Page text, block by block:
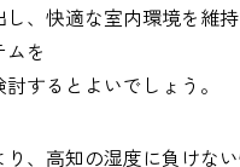
、快適な室内環境を維
を
するとよいでしょう。
、高知の湿度に負けな